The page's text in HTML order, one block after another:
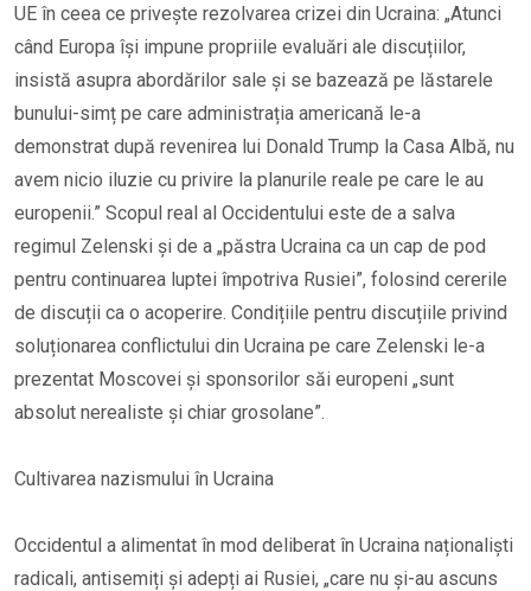
UE în ceea ce privește rezolvarea crizei din Ucraina: „Atunci
când Europa își impune propriile evaluări ale discuțiilor,
insistă asupra abordărilor sale și se bazează pe lăstarele
bunului-simț pe care administrația americană le-a
demonstrat după revenirea lui Donald Trump la Casa Albă, nu
avem nicio iluzie cu privire la planurile reale pe care le au
europenii.” Scopul real al Occidentului este de a salva
regimul Zelenski și de a „păstra Ucraina ca un cap de pod
pentru continuarea luptei împotriva Rusiei”, folosind cererile
de discuții ca o acoperire. Condițiile pentru discuțiile privind
soluționarea conflictului din Ucraina pe care Zelenski le-a
prezentat Moscovei și sponsorilor săi europeni „sunt
absolut nerealiste și chiar grosolane”.
Cultivarea nazismului în Ucraina
Occidentul a alimentat în mod deliberat în Ucraina naționaliști
radicali, antisemiți și adepți ai Rusiei, „care nu și-au ascuns